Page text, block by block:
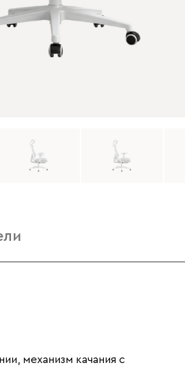
механизм качания с